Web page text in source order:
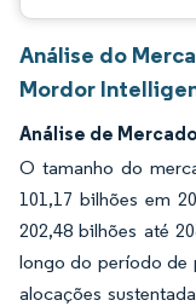
Análise do
Mordor
Análise de Mercado
O tamanho do
101,17 bilhões em
202,48 bilhões até
longo do período de
alocações